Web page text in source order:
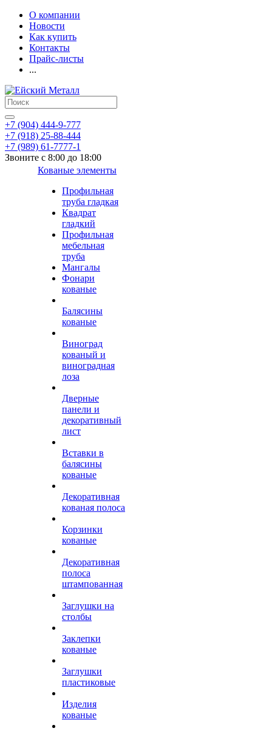
О компании
Новости
Как купить
Контакты
Прайс-листы
...
+7 (904) 444-9-777
+7 (918) 25-88-444
+7 (989) 61-7777-1
Звоните с 8:00 до 18:00
Кованые элементы
Профильная
труба гладкая
Квадрат
гладкий
Профильная
мебельная
труба
Мангалы
Фонари
кованые
Балясины
кованые
Виноград
кованый и
виноградная
лоза
Дверные
панели и
декоративный
лист
Вставки в
балясины
кованые
Декоративная
кованая полоса
Корзинки
кованые
Декоративная
полоса
штампованная
Заглушки на
столбы
Заклепки
кованые
Заглушки
пластиковые
Изделия
кованые